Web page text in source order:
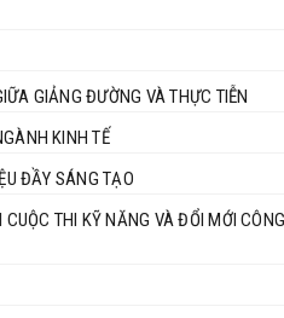
GIẢNG ĐƯỜNG VÀ THỰC TIỄN
KINH TẾ
ĐẦY SÁNG TẠO